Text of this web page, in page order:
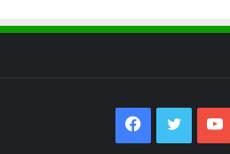
Facebook
Twitter